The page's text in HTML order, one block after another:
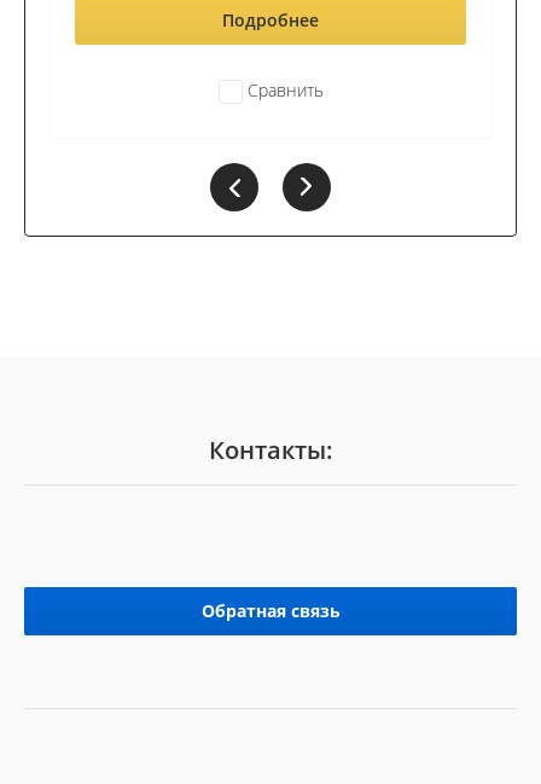
Подробнее
Сравнить
Контакты:
Обратная связь